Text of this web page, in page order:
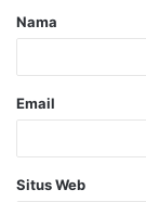
Nama
Email
Situs Web